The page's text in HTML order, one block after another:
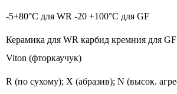
-5+80°С для WR -20 +100°С для GF
Керамика для WR карбид кремния для GF
Viton (фторкаучук)
R (по сухому); X (абразив); N (высок.